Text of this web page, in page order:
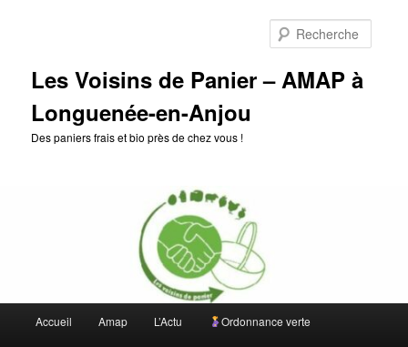
Les Voisins de Panier – AMAP à
Longuenée-en-Anjou
Des paniers frais et bio près de chez vous !
principal
Accueil Amap L’Actu Ordonnance verte